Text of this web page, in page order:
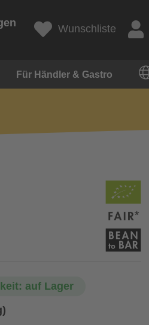
Wunschliste
Für Händler & Gastro
auf Lager